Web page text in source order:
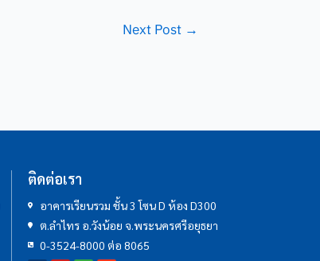
Next Post →
ติดต่อเรา
อาคารเรียนรวม ชั้น 3 โซน D ห้อง D300
ต.ลำไทร อ.วังน้อย จ.พระนครศรีอยุธยา
0-3524-8000 ต่อ 8065